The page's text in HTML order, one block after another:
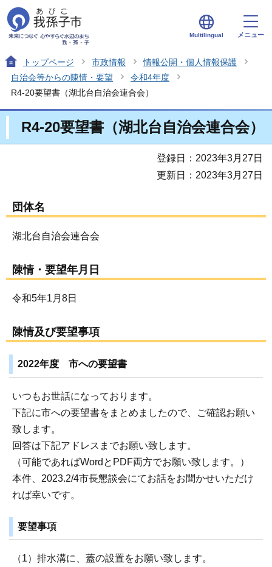
Multilingual メニュー
トップページ 市政情報
情報公開・個人情報保護
自治会等からの陳情・要望
令和4年度
R4-20要望書（湖北台自治会連合会）
R4-20要望書（湖北台自治会連合会）
登録日：2023年3月27日
更新日：2023年3月27日
団体名
湖北台自治会連合会
陳情・要望年月日
令和5年1月8日
陳情及び要望事項
2022年度 市への要望書
いつもお世話になっております。
下記に市への要望書をまとめましたので、ご確認お願い
致します。
回答は下記アドレスまでお願い致します。
（可能であればWordとPDF両方でお願い致します。）
本件、2023.2/4市長懇談会にてお話をお聞かせいただけ
れば幸いです。
要望事項
（1）排水溝に、蓋の設置をお願い致します。